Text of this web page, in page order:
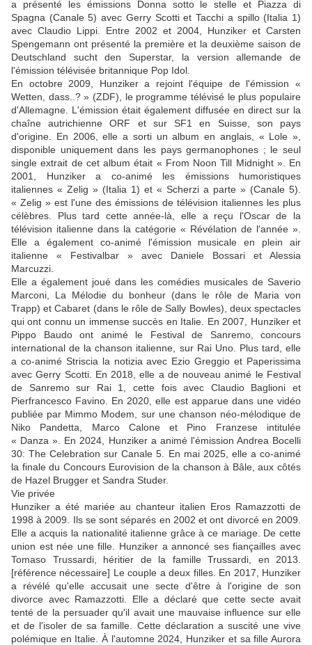
a présenté les émissions Donna sotto le stelle et Piazza di
Spagna (Canale 5) avec Gerry Scotti et Tacchi a spillo (Italia 1)
avec Claudio Lippi. Entre 2002 et 2004, Hunziker et Carsten
Spengemann ont présenté la première et la deuxième saison de
Deutschland sucht den Superstar, la version allemande de
l'émission télévisée britannique Pop Idol.
En octobre 2009, Hunziker a rejoint l'équipe de l'émission «
Wetten, dass..? » (ZDF), le programme télévisé le plus populaire
d'Allemagne. L'émission était également diffusée en direct sur la
chaîne autrichienne ORF et sur SF1 en Suisse, son pays
d'origine. En 2006, elle a sorti un album en anglais, « Lole »,
disponible uniquement dans les pays germanophones ; le seul
single extrait de cet album était « From Noon Till Midnight ». En
2001, Hunziker a co-animé les émissions humoristiques
italiennes « Zelig » (Italia 1) et « Scherzi a parte » (Canale 5).
« Zelig » est l'une des émissions de télévision italiennes les plus
célèbres. Plus tard cette année-là, elle a reçu l'Oscar de la
télévision italienne dans la catégorie « Révélation de l'année ».
Elle a également co-animé l'émission musicale en plein air
italienne « Festivalbar » avec Daniele Bossari et Alessia
Marcuzzi.
Elle a également joué dans les comédies musicales de Saverio
Marconi, La Mélodie du bonheur (dans le rôle de Maria von
Trapp) et Cabaret (dans le rôle de Sally Bowles), deux spectacles
qui ont connu un immense succès en Italie. En 2007, Hunziker et
Pippo Baudo ont animé le Festival de Sanremo, concours
international de la chanson italienne, sur Rai Uno. Plus tard, elle
a co-animé Striscia la notizia avec Ezio Greggio et Paperissima
avec Gerry Scotti. En 2018, elle a de nouveau animé le Festival
de Sanremo sur Rai 1, cette fois avec Claudio Baglioni et
Pierfrancesco Favino. En 2020, elle est apparue dans une vidéo
publiée par Mimmo Modem, sur une chanson néo-mélodique de
Niko Pandetta, Marco Calone et Pino Franzese intitulée
« Danza ». En 2024, Hunziker a animé l'émission Andrea Bocelli
30: The Celebration sur Canale 5. En mai 2025, elle a co-animé
la finale du Concours Eurovision de la chanson à Bâle, aux côtés
de Hazel Brugger et Sandra Studer.
Vie privée
Hunziker a été mariée au chanteur italien Eros Ramazzotti de
1998 à 2009. Ils se sont séparés en 2002 et ont divorcé en 2009.
Elle a acquis la nationalité italienne grâce à ce mariage. De cette
union est née une fille. Hunziker a annoncé ses fiançailles avec
Tomaso Trussardi, héritier de la famille Trussardi, en 2013.
[référence nécessaire] Le couple a deux filles. En 2017, Hunziker
a révélé qu'elle accusait une secte d'être à l'origine de son
divorce avec Ramazzotti. Elle a déclaré que cette secte avait
tenté de la persuader qu'il avait une mauvaise influence sur elle
et de l'isoler de sa famille. Cette déclaration a suscité une vive
polémique en Italie. À l'automne 2024, Hunziker et sa fille Aurora